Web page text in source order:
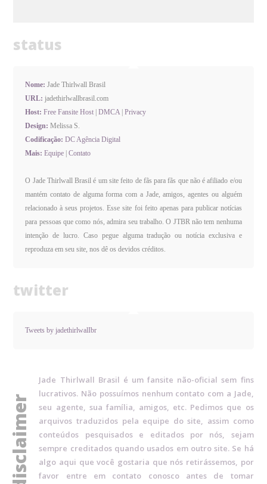
status
Nome:Jade Thirlwall Brasil
URL: jadethirlwallbrasil.com
Host: Free Fansite Host |DMCA|Privacy
Design: Melissa S.
Codificação: DC Agência Digital
Mais: Equipe |Contato
O Jade Thirlwall Brasil é um site feito de fãs para fãs que não é afiliado e/ou
mantém contato de alguma forma com a Jade, amigos, agentes ou alguém
relacionado à seus projetos. Esse site foi feito apenas para publicar notícias
para pessoas que como nós, admira seu trabalho. O JTBR não tem nenhuma
intenção de lucro. Caso pegue alguma tradução ou notícia exclusiva e
reproduza em seu site, nos dê os devidos créditos.
twitter
Tweets by jadethirlwalIbr
disclaimer
Jade Thirlwall Brasil é um fansite não-oficial sem fins
lucrativos. Não possuímos nenhum contato com a Jade,
seu agente, sua família, amigos, etc. Pedimos que os
arquivos traduzidos pela equipe do site, assim como
conteúdos pesquisados e editados por nós, sejam
sempre creditados quando usados em outro site. Se há
algo aqui que você gostaria que nós retirássemos, por
favor entre em contato conosco antes de tomar